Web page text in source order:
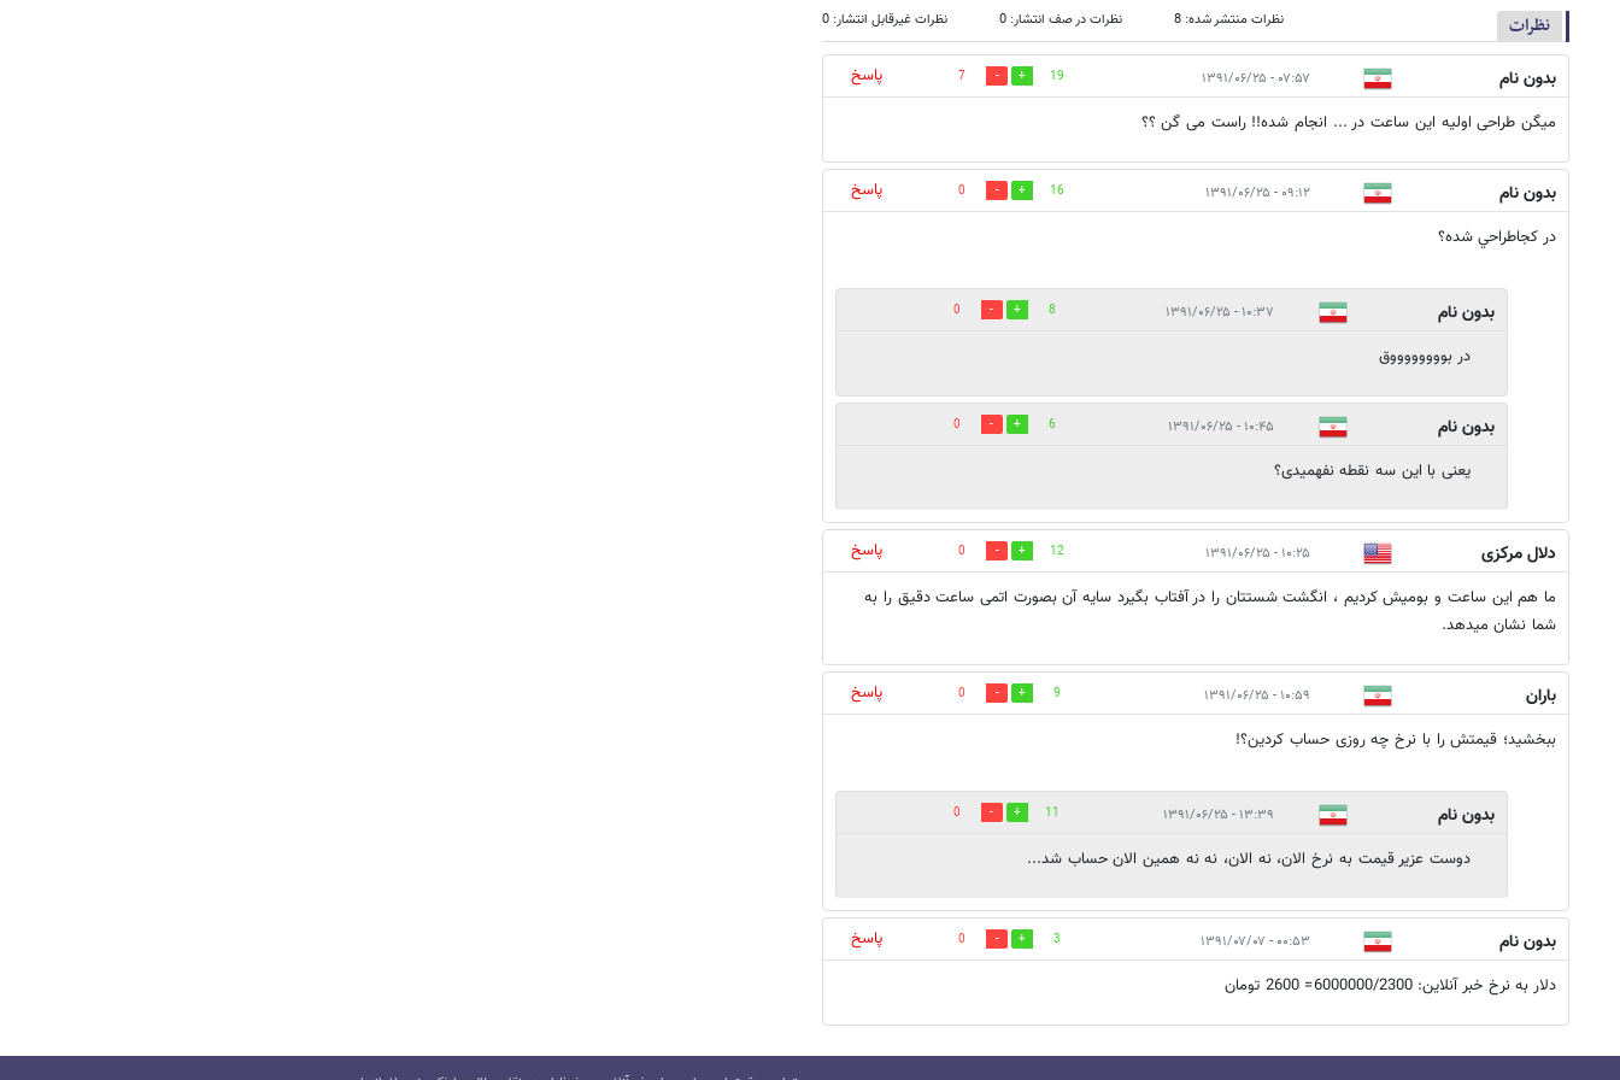
نظرات نظرات منتشر شده: 8 نظرات در صف انتشار: 0 نظرات غیرقابل انتشار: 0
بدون نام ۰۷:۵۷ - ۱۳۹۱/۰۶/۲۵ 19
7
پاسخ
میگن طراحی اولیه این ساعت در ... انجام شده!! راست می گن ؟؟
بدون نام ۰۹:۱۲ - ۱۳۹۱/۰۶/۲۵ 16
0
پاسخ
در كجاطراحي شده؟
بدون نام ۱۰:۳۷ - ۱۳۹۱/۰۶/۲۵ 8
0
در بووووووووق
بدون نام ۱۰:۴۵ - ۱۳۹۱/۰۶/۲۵ 6
0
یعنی با این سه نقطه نفهمیدی؟
دلال مرکزی ۱۰:۲۵ - ۱۳۹۱/۰۶/۲۵ 12
0
پاسخ
ما هم این ساعت و بومیش کردیم ، انگشت شستتان را در آفتاب بگیرد سایه آن بصورت اتمی ساعت دقیق را به
شما نشان میدهد.
باران ۱۰:۵۹ - ۱۳۹۱/۰۶/۲۵ 9
0
پاسخ
ببخشید؛ قیمتش را با نرخ چه روزی حساب کردین؟!
بدون نام ۱۳:۳۹ - ۱۳۹۱/۰۶/۲۵ 11
0
دوست عزير قيمت به نرخ الان، نه الان، نه نه همين الان حساب شد...
بدون نام ۰۰:۵۳ - ۱۳۹۱/۰۷/۰۷ 3
0
پاسخ
دلار به نرخ خبر آنلاین: 6000000/2300= 2600 تومان